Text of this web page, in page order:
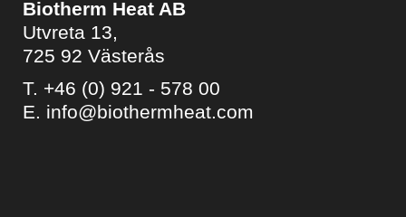
Biotherm Heat AB
Utvreta 13,
725 92 Västerås
T. +46 (0) 921 - 578 00
E. info@biothermheat.com